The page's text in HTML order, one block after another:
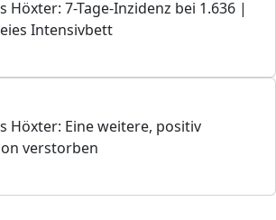
Höxter: 7-Tage-Inzidenz bei 1.636 |
Intensivbett
Höxter: Eine weitere, positiv
verstorben